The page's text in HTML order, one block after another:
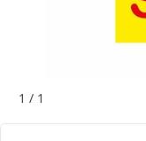
1 / 1
Etikettenspender